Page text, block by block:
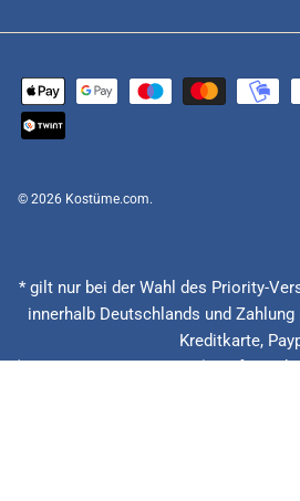
© 2026 Kostüme.com.
* gilt nur bei der Wahl des Priority-
innerhalb Deutschlands und
Kreditkarte,
(Feiertage ausgenommen),